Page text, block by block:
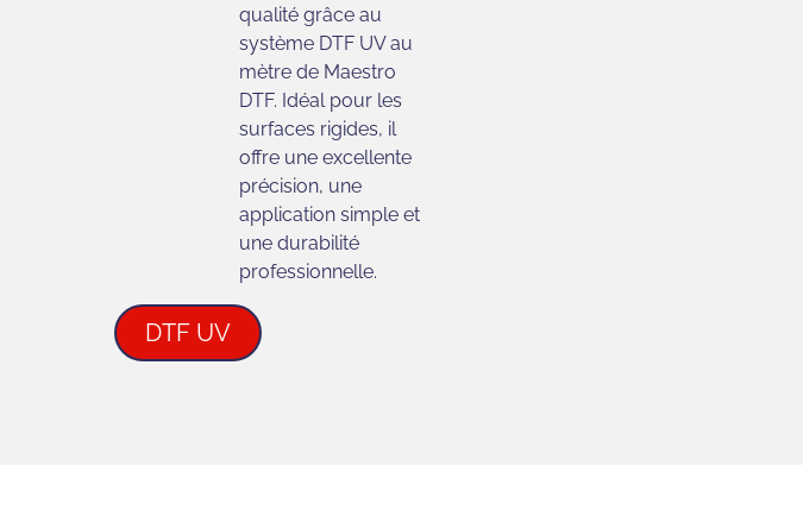
qualité grâce au
système DTF UV au
mètre de Maestro
DTF. Idéal pour les
surfaces rigides, il
offre une excellente
précision, une
application simple et
une durabilité
professionnelle.
DTF UV